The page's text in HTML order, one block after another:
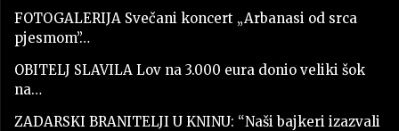
FOTOGALERIJA Svečani koncert „Arbanasi od srca
pjesmom”…
OBITELJ SLAVILA Lov na 3.000 eura donio veliki šok
na…
ZADARSKI BRANITELJI U KNINU: “Naši bajkeri izazvali